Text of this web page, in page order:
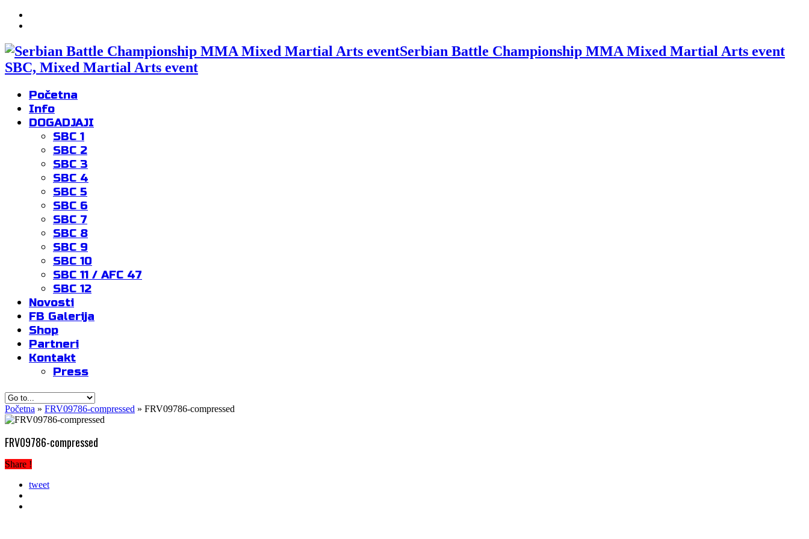
Serbian Battle Championship MMA Mixed Martial Arts event
SBC, Mixed Martial Arts event
Početna
Info
DOGADJAJI
SBC 1
SBC 2
SBC 3
SBC 4
SBC 5
SBC 6
SBC 7
SBC 8
SBC 9
SBC 10
SBC 11 / AFC 47
SBC 12
Novosti
FB Galerija
Shop
Partneri
Kontakt
Press
Početna » FRV09786-compressed » FRV09786-compressed
FRV09786-compressed
Share !
tweet